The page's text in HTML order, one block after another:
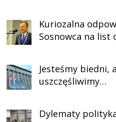
Kuriozalna
Sosnowca na list
Jesteśmy biedni,
uszczęśliwimy…
Dylematy